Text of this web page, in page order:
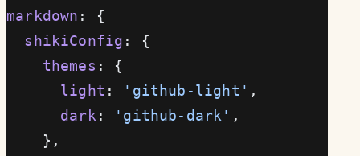
markdown : {
  shikiConfig
: {
    themes
: {
      light
: 'github-light' ,
      dark
: 'github-dark' ,
    },